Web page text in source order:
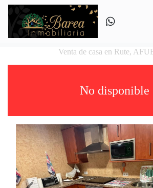
Venta de casa en Rute,
No disponible